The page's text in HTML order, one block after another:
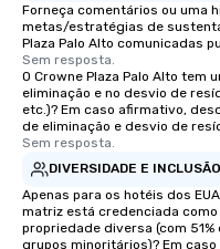
Forneça comentários ou uma
metas/estratégias de
Plaza Palo Alto comunicadas
Sem resposta.
O Crowne Plaza Palo Alto tem
eliminação e no desvio de
etc.)? Em caso afirmativo,
de eliminação e desvio de
Sem resposta.
DIVERSIDADE E INCLUSÃO
Apenas para os hotéis dos
matriz está credenciada
propriedade diversa (com
grupos minoritários)? Em